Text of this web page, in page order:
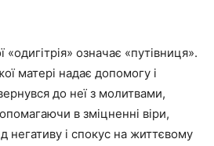
«одигітрія» означає «путівниця».
матері надає допомогу і
до неї з молитвами,
в зміцненні віри,
негативу і спокус на життєвому